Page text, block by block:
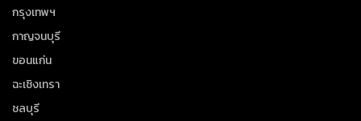
กรุงเทพฯ
กาญจนบุรี
ขอนแก่น
ฉะเชิงเทรา
ชลบุรี